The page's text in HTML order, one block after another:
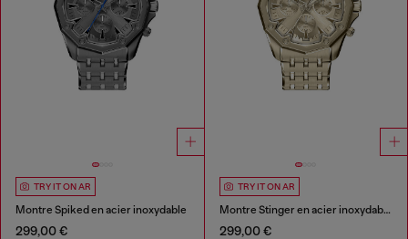
TRY IT ON AR
Montre Spiked en acier inoxydable
299,00 €
TRY IT ON AR
Montre Stinger en acier inoxydable doré
299,00 €